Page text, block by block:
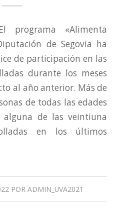
programa «Alimenta
de Segovia ha
de participación en las
durante los meses
al año anterior. Más de
de todas las edades
de las veintiuna
en los últimos
PORADMIN_UVA2021